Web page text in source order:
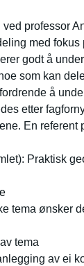
professor
med fokus
godt å
som kan
å
etter
En referent
Praktisk
tema ønsker
tema
av ei